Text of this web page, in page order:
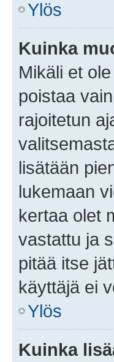
Ylös
Kuinka
Mikäli et
poistaa
rajoitetun
lisätään
lukemaan
kertaa olet
vastattu ja
pitää itse
käyttäjä ei
Ylös
Kuinka